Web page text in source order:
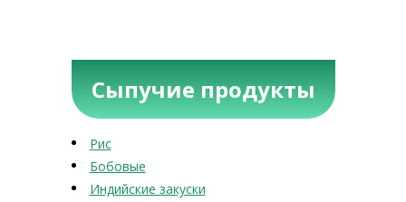
Сыпучие продукты
Рис
Бобовые
Индийские закуски